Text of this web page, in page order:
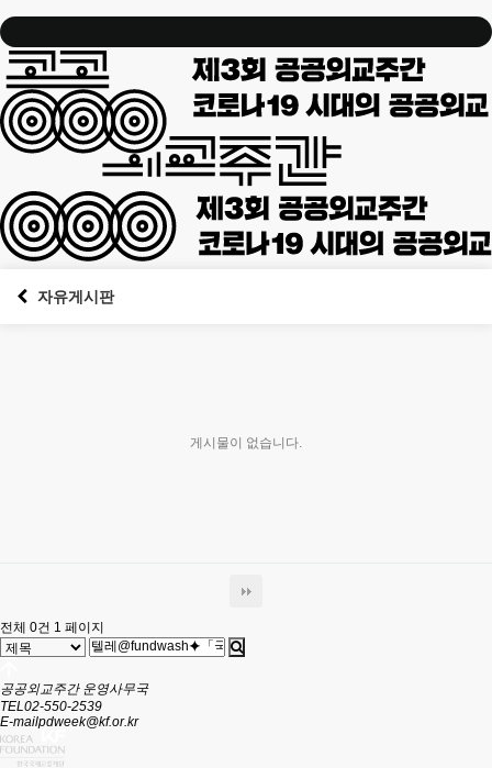
자유게시판
게시물이 없습니다.
전체 0건 1 페이지
공공외교주간 운영사무국
TEL02-550-2539
E-mailpdweek@kf.or.kr